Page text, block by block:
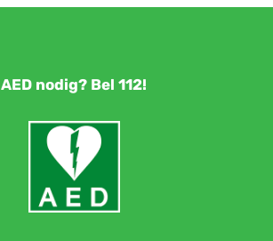
AED nodig? Bel 112!